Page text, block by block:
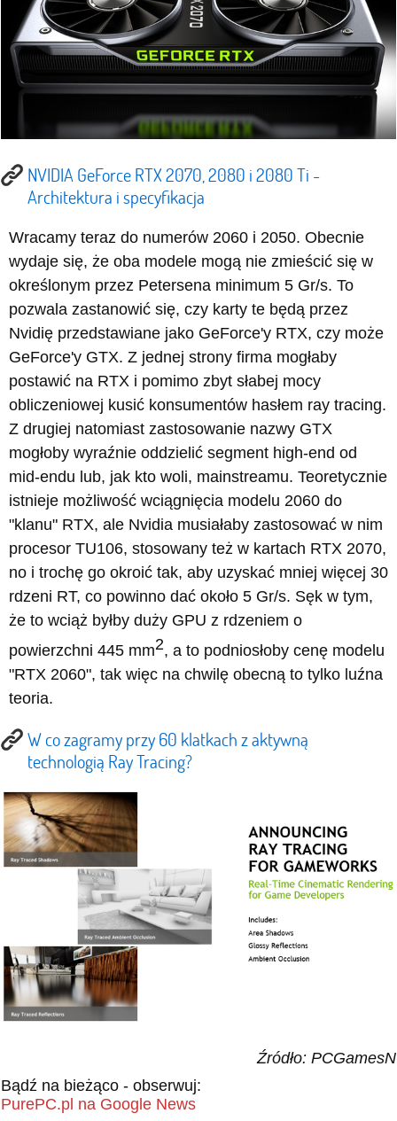
NVIDIA GeForce RTX 2070, 2080 i 2080 Ti -
Architektura i specyfikacja
Wracamy teraz do numerów 2060 i 2050. Obecnie
wydaje się, że oba modele mogą nie zmieścić się w
określonym przez Petersena minimum 5 Gr/s. To
pozwala zastanowić się, czy karty te będą przez
Nvidię przedstawiane jako GeForce'y RTX, czy może
GeForce'y GTX. Z jednej strony firma mogłaby
postawić na RTX i pomimo zbyt słabej mocy
obliczeniowej kusić konsumentów hasłem ray tracing.
Z drugiej natomiast zastosowanie nazwy GTX
mogłoby wyraźnie oddzielić segment high-end od
mid-endu lub, jak kto woli, mainstreamu. Teoretycznie
istnieje możliwość wciągnięcia modelu 2060 do
"klanu" RTX, ale Nvidia musiałaby zastosować w nim
procesor TU106, stosowany też w kartach RTX 2070,
no i trochę go okroić tak, aby uzyskać mniej więcej 30
rdzeni RT, co powinno dać około 5 Gr/s. Sęk w tym,
że to wciąż byłby duży GPU z rdzeniem o
powierzchni 445 mm2, a to podniosłoby cenę modelu
"RTX 2060", tak więc na chwilę obecną to tylko luźna
teoria.
W co zagramy przy 60 klatkach z aktywną
technologią Ray Tracing?
Źródło: PCGamesN
Bądź na bieżąco - obserwuj:
PurePC.pl na Google News